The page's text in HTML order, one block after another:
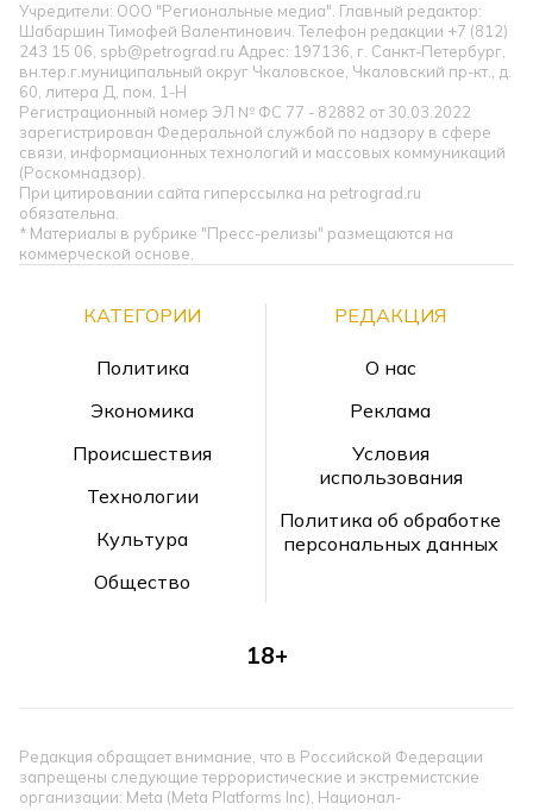
Учредители: ООО "Региональные медиа". Главный редактор:
Шабаршин Тимофей Валентинович. Телефон редакции +7 (812)
243 15 06, spb@petrograd.ru Адрес: 197136, г. Санкт-Петербург,
вн.тер.г.муниципальный округ Чкаловское, Чкаловский пр-кт., д.
60, литера Д, пом. 1-Н
Регистрационный номер ЭЛ № ФС 77 - 82882 от 30.03.2022
зарегистрирован Федеральной службой по надзору в сфере
связи, информационных технологий и массовых коммуникаций
(Роскомнадзор).
При цитировании сайта гиперссылка на petrograd.ru
обязательна.
* Материалы в рубрике "Пресс-релизы" размещаются на
коммерческой основе.
КАТЕГОРИИ
Политика
Экономика
Происшествия
Технологии
Культура
Общество
РЕДАКЦИЯ
О нас
Реклама
Условия
использования
Политика об обработке
персональных данных
18+
Редакция обращает внимание, что в Российской Федерации
запрещены следующие террористические и экстремистские
организации: Meta (Meta Platforms Inc), Национал-